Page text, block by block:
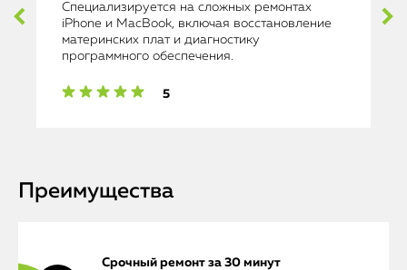
Специализируется на сложных ремонтах
iPhone и MacBook, включая восстановление
материнских плат и диагностику
программного обеспечения.
5
Преимущества
Срочный ремонт за 30 минут